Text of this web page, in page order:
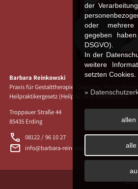
Barbara Reinkowski
Praxis für Gestalttherapie, Coaching,
Heilpraktikergesetz (HeilprG) und Inneres Kind
Troppauer Straße 44
85435 Erding
phone 08122 / 96 10 27
email info@barbara-reinkowski.de
der
oder mehrere
gegeben
DSGVO).
In der
weitere
setz­ten Cookies.
»
allen
alle